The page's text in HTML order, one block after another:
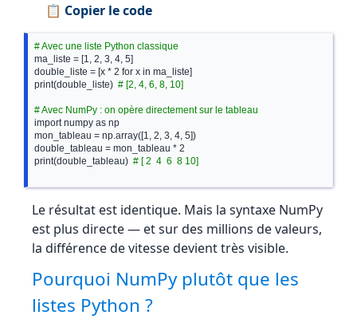
📋 Copier le code
# Avec une liste Python classique
ma_liste = [1, 2, 3, 4, 5]
double_liste = [x * 2 for x in ma_liste]
print(double_liste) # [2, 4, 6, 8, 10]
# Avec NumPy : on opère directement sur le tableau
import numpy as np
mon_tableau = np.array([1, 2, 3, 4, 5])
double_tableau = mon_tableau * 2
print(double_tableau) # [ 2  4  6  8 10]
Le résultat est identique. Mais la syntaxe NumPy
est plus directe — et sur des millions de valeurs,
la différence de vitesse devient très visible.
Pourquoi NumPy plutôt que les
listes Python ?